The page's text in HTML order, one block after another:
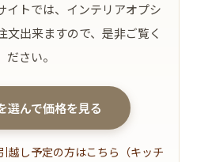
イトでは、インテリアオプシ
文出来ますので、是非ご覧く
ださい。
選んで価格を見る
越し予定の方はこちら（キッチ